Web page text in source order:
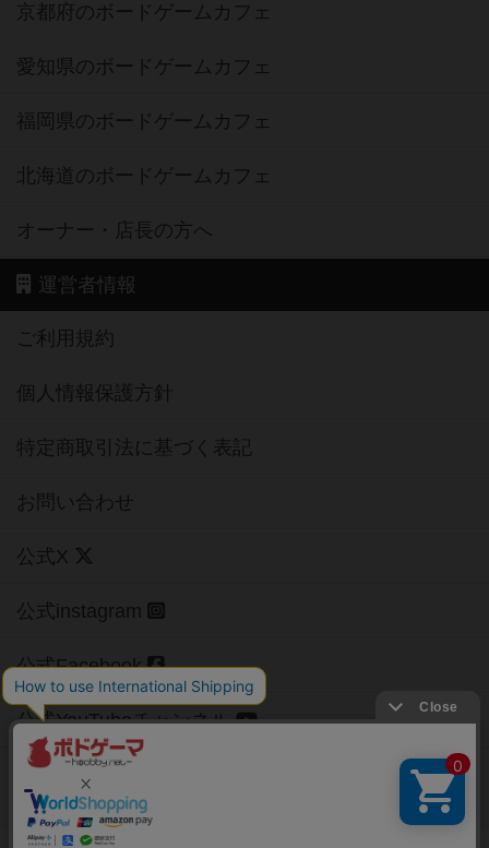
京都府のボードゲームカフェ
愛知県のボードゲームカフェ
福岡県のボードゲームカフェ
北海道のボードゲームカフェ
オーナー・店長の方へ
運営者情報
ご利用規約
個人情報保護方針
特定商取引法に基づく表記
お問い合わせ
公式X
公式instagram
公式Facebook
公式YouTubeチャンネル